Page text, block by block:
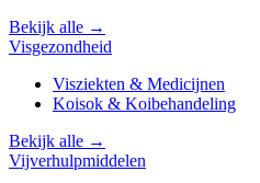
Bekijk alle →
Visgezondheid
Visziekten & Medicijnen
Koisok & Koibehandeling
Bekijk alle →
Vijverhulpmiddelen